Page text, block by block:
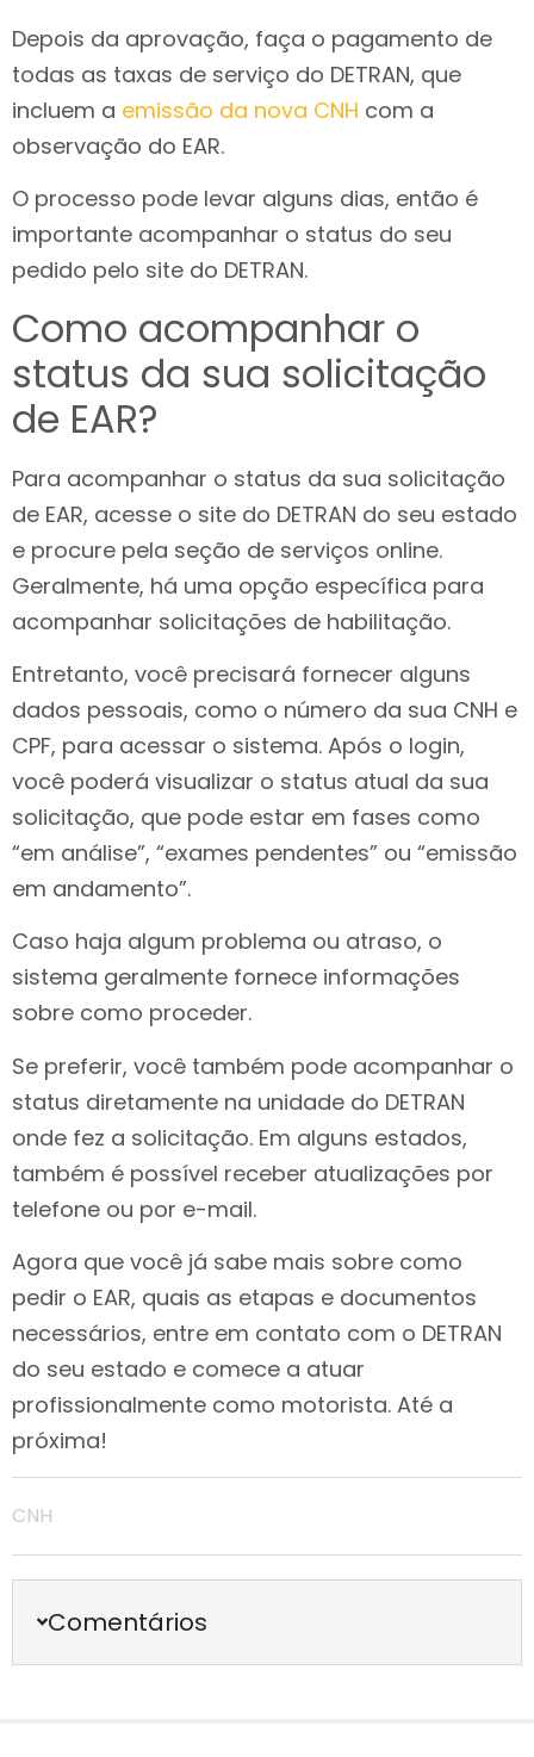
Depois da aprovação, faça o pagamento de
todas as taxas de serviço do DETRAN, que
incluem a emissão da nova CNH com a
observação do EAR.
O processo pode levar alguns dias, então é
importante acompanhar o status do seu
pedido pelo site do DETRAN.
Como acompanhar o
status da sua solicitação
de EAR?
Para acompanhar o status da sua solicitação
de EAR, acesse o site do DETRAN do seu estado
e procure pela seção de serviços online.
Geralmente, há uma opção específica para
acompanhar solicitações de habilitação.
Entretanto, você precisará fornecer alguns
dados pessoais, como o número da sua CNH e
CPF, para acessar o sistema. Após o login,
você poderá visualizar o status atual da sua
solicitação, que pode estar em fases como
“em análise”, “exames pendentes” ou “emissão
em andamento”.
Caso haja algum problema ou atraso, o
sistema geralmente fornece informações
sobre como proceder.
Se preferir, você também pode acompanhar o
status diretamente na unidade do DETRAN
onde fez a solicitação. Em alguns estados,
também é possível receber atualizações por
telefone ou por e-mail.
Agora que você já sabe mais sobre como
pedir o EAR, quais as etapas e documentos
necessários, entre em contato com o DETRAN
do seu estado e comece a atuar
profissionalmente como motorista. Até a
próxima!
CNH
Comentários